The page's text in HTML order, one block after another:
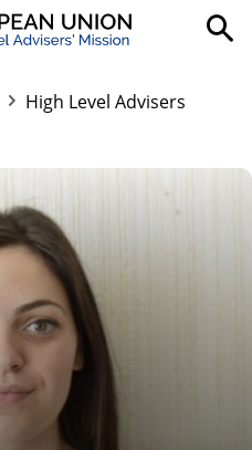
High Level Advisers